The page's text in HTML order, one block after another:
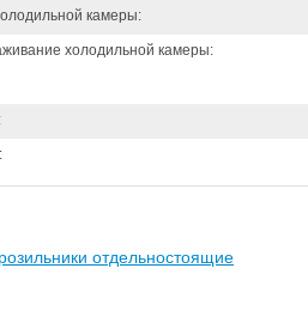
камеры:
холодильной камеры:
отдельностоящие